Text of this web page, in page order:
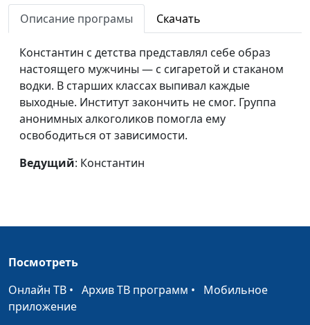
Юлия Юлия
Сергей Сергей #5
Александр Александр
Людмила
Татьяна Татьяна
Диана
Описание програмы Скачать
Константин с детства представлял себе образ
настоящего мужчины — с сигаретой и стаканом
водки. В старших классах выпивал каждые
выходные. Институт закончить не смог. Группа
анонимных алкоголиков помогла ему
освободиться от зависимости.
Ведущий: Константин
Посмотреть
Онлайн ТВ • Архив ТВ программ • Мобильное
приложение